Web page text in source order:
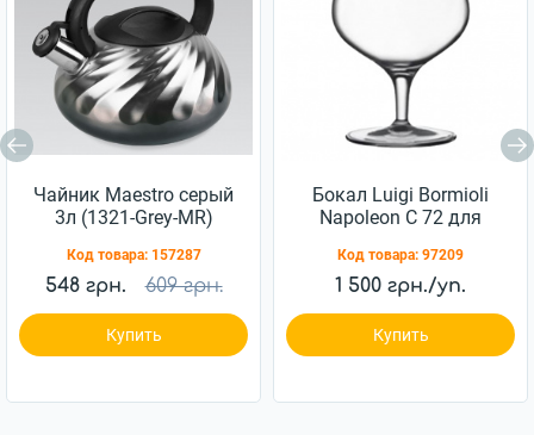
Чайник Maestro серый
3л (1321-Grey-MR)
Код товара: 157287
548 грн. 609 грн.
Купить
Бокал Luigi Bormioli
Napoleon C 72 для
(10194/01)
Код товара: 97209
1 500 грн./уп.
Купить